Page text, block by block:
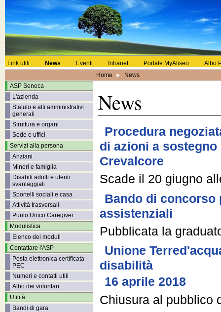
Link utili News Eventi Intranet Portale MyAliseo
Albo
Home
News
ASP Seneca
L'azienda
Statuto e atti amministrativi
generali
Struttura e organi
Sede e uffici
Servizi alla persona
Anziani
Minori e famiglia
Disabili adulti e utenti
svantaggiati
Sportelli sociali e casa
Attività trasversali
Punto Unico Caregiver
Modulistica
Elenco dei moduli
Contattare l'ASP
Posta elettronica certificata
PEC
Numeri e contatti utili
Albo dei volontari
Utilità
Bandi di gara
News
Procedura
di azioni a sostegno
Crevalcore
Scade il 20 giugno
Bando di concorso
assistenziali
Pubblicata la
Unione
disabilità
16 aprile 2018
Chiusura al pubblico